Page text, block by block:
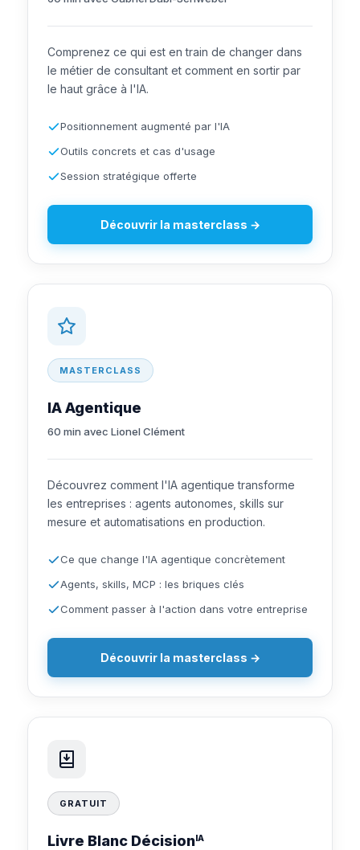
Comprenez ce qui est en train de changer dans
le métier de consultant et comment en sortir par
le haut grâce à l'IA.
Positionnement augmenté par l'IA
Outils concrets et cas d'usage
Session stratégique offerte
Découvrir la masterclass →
MASTERCLASS
IA Agentique
60 min avec Lionel Clément
Découvrez comment l'IA agentique transforme
les entreprises : agents autonomes, skills sur
mesure et automatisations en production.
Ce que change l'IA agentique concrètement
Agents, skills, MCP : les briques clés
Comment passer à l'action dans votre entreprise
Découvrir la masterclass →
GRATUIT
Livre Blanc Décision IA